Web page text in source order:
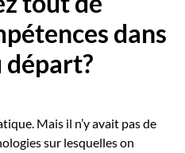
dans
départ?
Mais il n’y avait pas de
sur lesquelles on